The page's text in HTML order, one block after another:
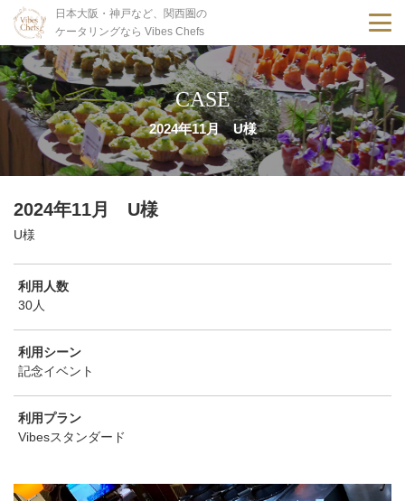
日本大阪・神戸など、関西圏の
ケータリングなら Vibes Chefs
CASE
2024年11月 U様
2024年11月 U様
U様
利用人数
30人
利用シーン
記念イベント
利用プラン
Vibesスタンダード